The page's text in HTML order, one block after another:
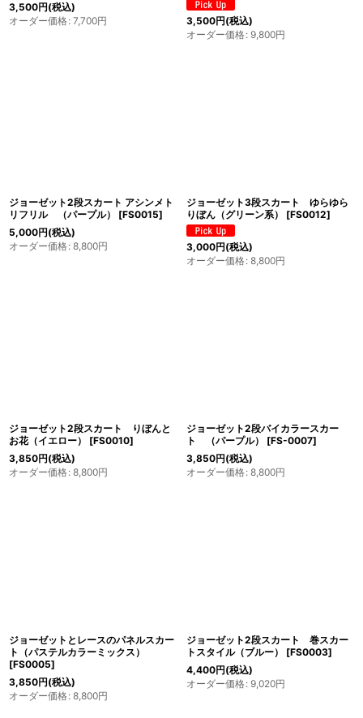
3,500円(税込)
オーダー価格: 7,700円 3,500円(税込)
オーダー価格: 9,800円
ジョーゼット2段スカート アシンメト
リフリル （パープル）
[FS0015]
5,000円(税込)
オーダー価格: 8,800円
ジョーゼット3段スカート ゆらゆら
りぼん（グリーン系）
[FS0012]
3,000円(税込)
オーダー価格: 8,800円
ジョーゼット2段スカート りぼんと
お花（イエロー）
[FS0010]
3,850円(税込)
オーダー価格: 8,800円
ジョーゼット2段バイカラースカー
ト （パープル）
[FS-0007]
3,850円(税込)
オーダー価格: 8,800円
ジョーゼットとレースのパネルスカー
ト（パステルカラーミックス）
[FS0005]
3,850円(税込)
オーダー価格: 8,800円
ジョーゼット2段スカート 巻スカー
トスタイル（ブルー）
[FS0003]
4,400円(税込)
オーダー価格: 9,020円